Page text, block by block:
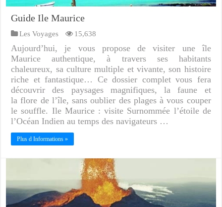
Guide Ile Maurice
Les Voyages 15,638
Aujourd’hui, je vous propose de visiter une île
Maurice authentique, à travers ses habitants
chaleureux, sa culture multiple et vivante, son histoire
riche et fantastique… Ce dossier complet vous fera
découvrir des paysages magnifiques, la faune et
la flore de l’île, sans oublier des plages à vous couper
le souffle. Ile Maurice : visite Surnommée l’étoile de
l’Océan Indien au temps des navigateurs …
Plus d Informations »